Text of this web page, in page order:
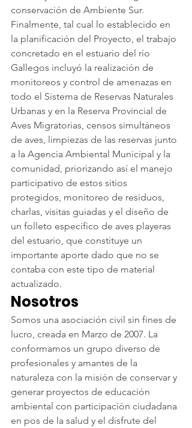
conservación de Ambiente Sur.
Finalmente, tal cual lo establecido en
la planificación del Proyecto, el trabajo
concretado en el estuario del río
Gallegos incluyó la realización de
monitoreos y control de amenazas en
todo el Sistema de Reservas Naturales
Urbanas y en la Reserva Provincial de
Aves Migratorias, censos simultáneos
de aves, limpiezas de las reservas junto
a la Agencia Ambiental Municipal y la
comunidad, priorizando así el manejo
participativo de estos sitios
protegidos, monitoreo de residuos,
charlas, visitas guiadas y el diseño de
un folleto especifico de aves playeras
del estuario, que constituye un
importante aporte dado que no se
contaba con este tipo de material
actualizado.
Nosotros
Somos una asociación civil sin fines de
lucro, creada en Marzo de 2007. La
conformamos un grupo diverso de
profesionales y amantes de la
naturaleza con la misión de conservar y
generar proyectos de educación
ambiental con participación ciudadana
en pos de la salud y el disfrute del